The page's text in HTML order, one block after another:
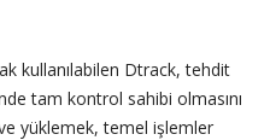
kullanılabilen Dtrack, tehdit
tam kontrol sahibi olmasını
yüklemek, temel işlemler